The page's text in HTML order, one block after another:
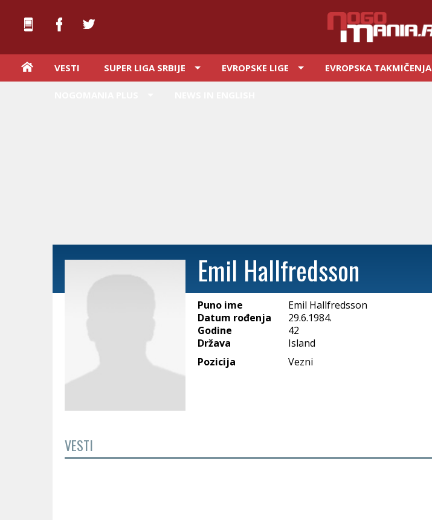
VESTI SUPER LIGA SRBIJE EVROPSKE LIGE EVROPSKA TAKMIČENJA
Emil Hallfredsson
Puno ime
Emil Hallfredsson
Datum rođenja
29.6.1984.
Godine
42
Država
Island
Pozicija
Vezni
VESTI